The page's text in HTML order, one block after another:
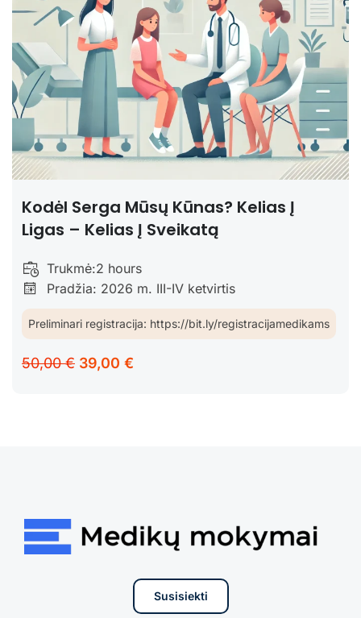
Kodėl Serga Mūsų Kūnas? Kelias Į
Ligas – Kelias Į Sveikatą
Trukmė:2 hours
Pradžia: 2026 m. III-IV ketvirtis
Preliminari registracija: https://bit.ly/registracijamedikams
50,00 € 39,00 €
Susisiekti